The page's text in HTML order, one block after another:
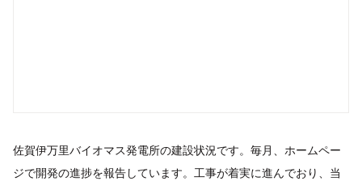
佐賀伊万里バイオマス発電所の建設状況です。毎月、ホームペー
ジで開発の進捗を報告しています。工事が着実に進んでおり、当